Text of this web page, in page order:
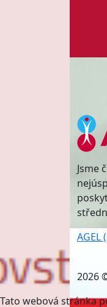
Jsme
AGEL
2026
Tato webová stránka